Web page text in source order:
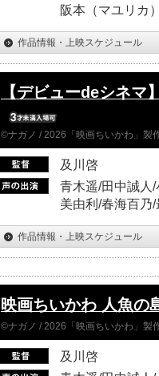
阪本（マユリカ
作品情報・上映スケジュール
【デビューdeシネマ
©ナガノ / 2026「映画ちいかわ」製
及川啓
青木遥/田中誠人
美由利/春海百乃
作品情報・上映スケジュール
映画ちいかわ 人魚の
©ナガノ / 2026「映画ちいかわ」製
及川啓